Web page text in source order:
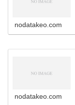
nodatakeo.com
nodatakeo.com